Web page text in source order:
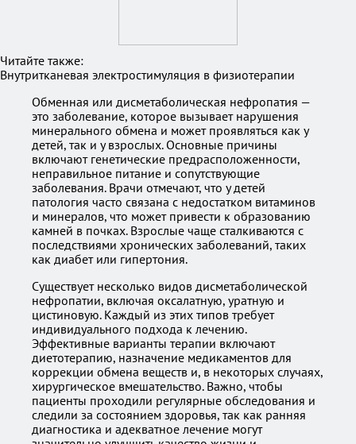
Читайте также:
Внутритканевая электростимуляция в физиотерапии
Обменная или дисметаболическая нефропатия —
это заболевание, которое вызывает нарушения
минерального обмена и может проявляться как у
детей, так и у взрослых. Основные причины
включают генетические предрасположенности,
неправильное питание и сопутствующие
заболевания. Врачи отмечают, что у детей
патология часто связана с недостатком витаминов
и минералов, что может привести к образованию
камней в почках. Взрослые чаще сталкиваются с
последствиями хронических заболеваний, таких
как диабет или гипертония.
Существует несколько видов дисметаболической
нефропатии, включая оксалатную, уратную и
цистиновую. Каждый из этих типов требует
индивидуального подхода к лечению.
Эффективные варианты терапии включают
диетотерапию, назначение медикаментов для
коррекции обмена веществ и, в некоторых случаях,
хирургическое вмешательство. Важно, чтобы
пациенты проходили регулярные обследования и
следили за состоянием здоровья, так как ранняя
диагностика и адекватное лечение могут